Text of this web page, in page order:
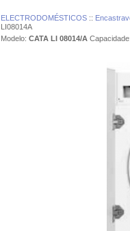
ELECTRODOMÉSTICOS::
LI08014A
Modelo: CATA LI 08014/A Capacidade: